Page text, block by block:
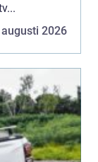
2026